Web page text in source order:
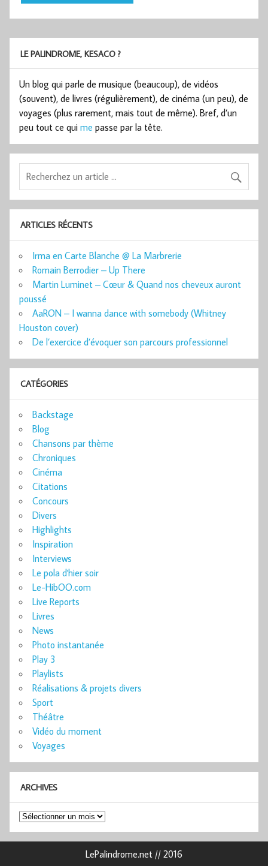
LE PALINDROME, KESACO ?
Un blog qui parle de musique (beaucoup), de vidéos
(souvent), de livres (régulièrement), de cinéma (un peu), de
voyages (plus rarement, mais tout de même). Bref, d’un
peu tout ce qui me passe par la tête.
ARTICLES RÉCENTS
Irma en Carte Blanche @ La Marbrerie
Romain Berrodier – Up There
Martin Luminet – Cœur & Quand nos cheveux auront
poussé
AaRON – I wanna dance with somebody (Whitney
Houston cover)
De l’exercice d’évoquer son parcours professionnel
CATÉGORIES
Backstage
Blog
Chansons par thème
Chroniques
Cinéma
Citations
Concours
Divers
Highlights
Inspiration
Interviews
Le pola d'hier soir
Le-HibOO.com
Live Reports
Livres
News
Photo instantanée
Play 3
Playlists
Réalisations & projets divers
Sport
Théâtre
Vidéo du moment
Voyages
ARCHIVES
Archives
LePalindrome.net // 2016